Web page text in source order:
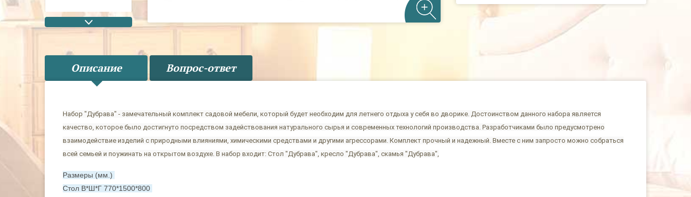
Описание Вопрос-ответ
Набор "Дубрава" - замечательный комплект садовой мебели, который будет необходим для летнего отдыха у себя во дворике. Достоинством данного набора является
качество, которое было достигнуто посредством задействования натурального сырья и современных технологий производства. Разработчиками было предусмотрено
взаимодействие изделий с природными влияниями, химическими средствами и другими агрессорами. Комплект прочный и надежный. Вместе с ним запросто можно собраться
всей семьей и поужинать на открытом воздухе. В набор входит: Стол "Дубрава", кресло "Дубрава", скамья "Дубрава",
Размеры (мм.)
Стол В*Ш*Г 770*1500*800